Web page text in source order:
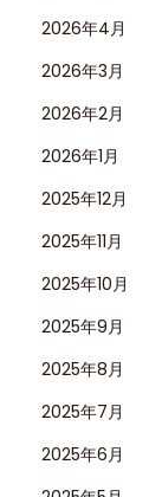
2026年4月
2026年3月
2026年2月
2026年1月
2025年12月
2025年11月
2025年10月
2025年9月
2025年8月
2025年7月
2025年6月